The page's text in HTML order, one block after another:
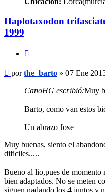
Haplotaxodon
1999
Mensaje
porthe_barto » 07 Ene
CanoHG escribió:Muy
Barto, como van estos
Un abrazo Jose
Muy buenas, siento el
dificiles.....
Bueno al lio,pues de momento
bien adaptados. No se meten
siguen nadando los 4 juntos y